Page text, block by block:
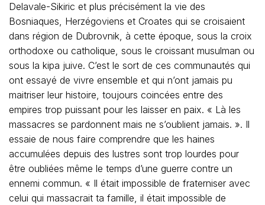
Delavale-Sikiric et plus précisément la vie des
Bosniaques, Herzégoviens et Croates qui se croisaient
dans région de Dubrovnik, à cette époque, sous la croix
orthodoxe ou catholique, sous le croissant musulman ou
sous la kipa juive. C’est le sort de ces communautés qui
ont essayé de vivre ensemble et qui n’ont jamais pu
maitriser leur histoire, toujours coincées entre des
empires trop puissant pour les laisser en paix. « Là les
massacres se pardonnent mais ne s’oublient jamais. ». Il
essaie de nous faire comprendre que les haines
accumulées depuis des lustres sont trop lourdes pour
être oubliées même le temps d’une guerre contre un
ennemi commun. « Il était impossible de fraterniser avec
celui qui massacrait ta famille, il était impossible de